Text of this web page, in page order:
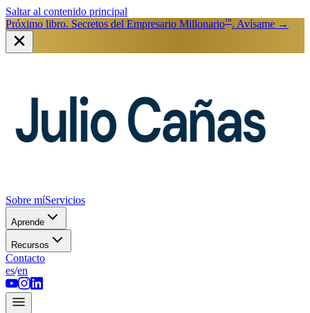
Saltar al contenido principal
Próximo libro. Secretos del Empresario Millonario™. Avísame →
Sobre míServicios
Aprende
Recursos
Contacto
es/en